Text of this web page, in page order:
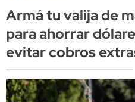
Armá tu valija de
para ahorrar
evitar cobros